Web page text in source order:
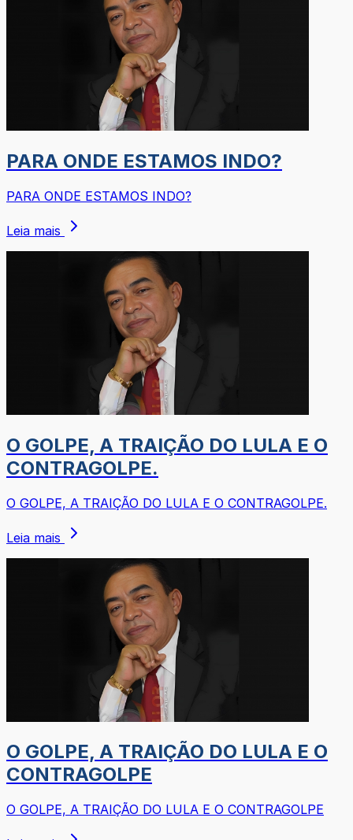
PARA ONDE ESTAMOS INDO?
PARA ONDE ESTAMOS INDO?
Leia mais
O GOLPE, A TRAIÇÃO DO LULA E O
CONTRAGOLPE.
O GOLPE, A TRAIÇÃO DO LULA E O CONTRAGOLPE.
Leia mais
O GOLPE, A TRAIÇÃO DO LULA E O
CONTRAGOLPE
O GOLPE, A TRAIÇÃO DO LULA E O CONTRAGOLPE